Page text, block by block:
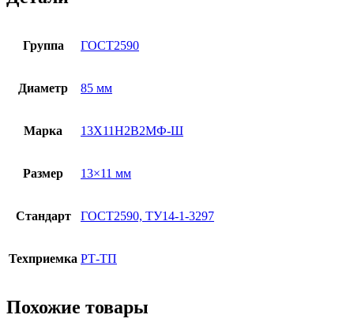
Группа ГОСТ2590
Диаметр 85 мм
Марка 13Х11Н2В2МФ-Ш
Размер 13×11 мм
Стандарт ГОСТ2590, ТУ14-1-3297
Техприемка РТ-ТП
Похожие товары